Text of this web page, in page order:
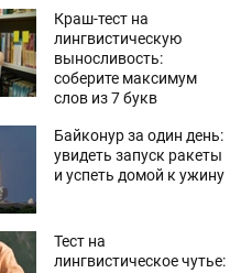
Краш-тест на
лингвистическую
выносливость:
соберите максимум
слов из 7 букв
Байконур за один день:
увидеть запуск ракеты
и успеть домой к ужину
Тест на
лингвистическое чутье: